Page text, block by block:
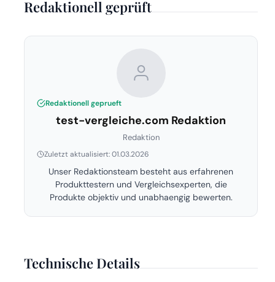
Redaktionell geprüft
Redaktionell geprueft
test-vergleiche.com Redaktion
Redaktion
Zuletzt aktualisiert: 01.03.2026
Unser Redaktionsteam besteht aus erfahrenen
Produkttestern und Vergleichsexperten, die
Produkte objektiv und unabhaengig bewerten.
Technische Details